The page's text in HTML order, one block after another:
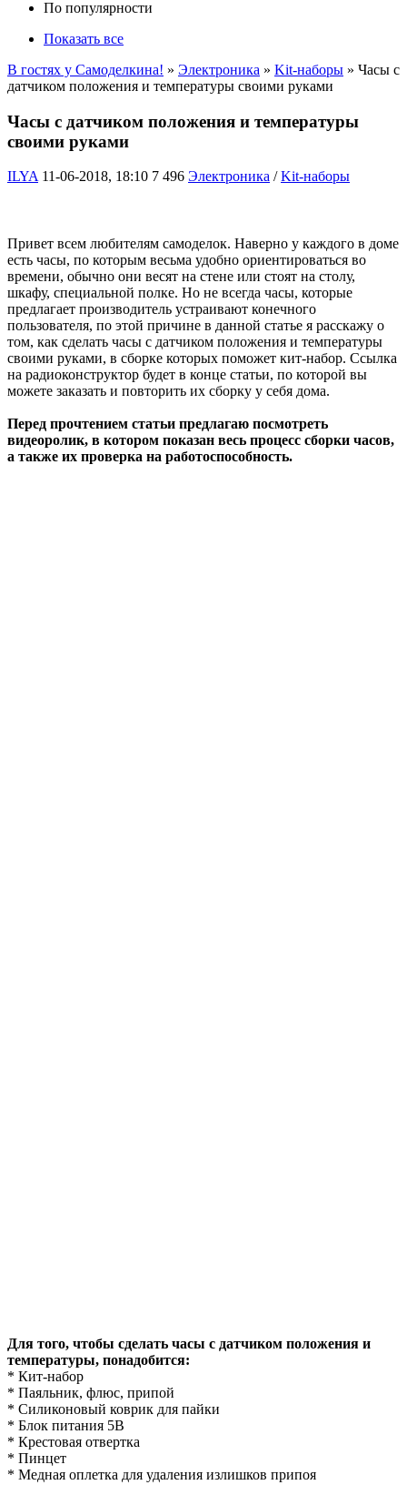
По популярности
Показать все
В гостях у Самоделкина! » Электроника » Kit-наборы » Часы с
датчиком положения и температуры своими руками
Часы с датчиком положения и температуры
своими руками
ILYA 11-06-2018, 18:10 7 496 Электроника /Kit-наборы
Привет всем любителям самоделок. Наверно у каждого в доме
есть часы, по которым весьма удобно ориентироваться во
времени, обычно они весят на стене или стоят на столу,
шкафу, специальной полке. Но не всегда часы, которые
предлагает производитель устраивают конечного
пользователя, по этой причине в данной статье я расскажу о
том, как сделать часы с датчиком положения и температуры
своими руками, в сборке которых поможет кит-набор. Ссылка
на радиоконструктор будет в конце статьи, по которой вы
можете заказать и повторить их сборку у себя дома.
Перед прочтением статьи предлагаю посмотреть
видеоролик, в котором показан весь процесс сборки часов,
а также их проверка на работоспособность.
Для того, чтобы сделать часы с датчиком положения и
температуры, понадобится:
* Кит-набор
* Паяльник, флюс, припой
* Силиконовый коврик для пайки
* Блок питания 5В
* Крестовая отвертка
* Пинцет
* Медная оплетка для удаления излишков припоя